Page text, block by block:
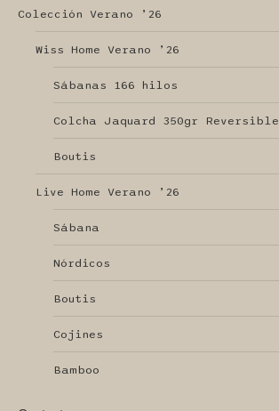
Colección Verano ’26
Wiss Home Verano ’26
Sábanas 166 hilos
Colcha Jaquard 350gr Reversible
Boutis
Live Home Verano ’26
Sábana
Nórdicos
Boutis
Cojines
Bamboo